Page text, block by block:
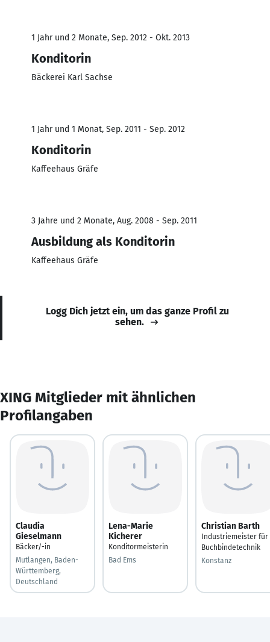
1 Jahr und 2 Monate, Sep. 2012 - Okt. 2013
Konditorin
Bäckerei Karl Sachse
1 Jahr und 1 Monat, Sep. 2011 - Sep. 2012
Konditorin
Kaffeehaus Gräfe
3 Jahre und 2 Monate, Aug. 2008 - Sep. 2011
Ausbildung als Konditorin
Kaffeehaus Gräfe
Logg Dich jetzt ein, um das ganze Profil zu
sehen.
XING Mitglieder mit ähnlichen
Profilangaben
Claudia
Gieselmann
Bäcker/-in
Mutlangen, Baden-
Württemberg,
Deutschland
Lena-Marie
Kicherer
Konditormeisterin
Bad Ems
Christian Barth
Industriemeister für
Buchbindetechnik
Konstanz